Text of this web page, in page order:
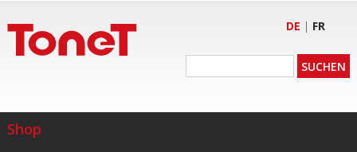
DE | FR
Shop